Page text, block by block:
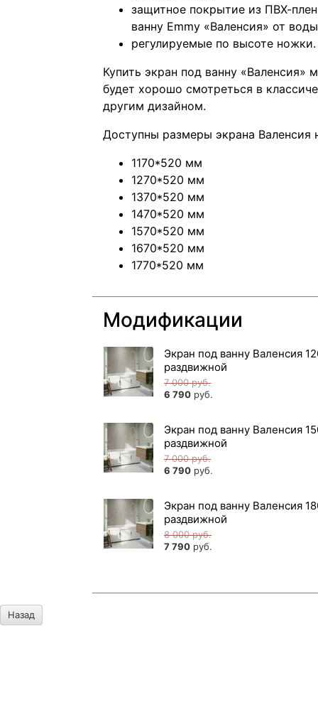
защитное покрытие из ПВХ-
ванну Emmy «Валенсия» от
регулируемые по высоте ножки.
Купить экран под ванну
будет хорошо смотреться в
другим дизайном.
Доступны размеры экрана Валенсия
1170*520 мм
1270*520 мм
1370*520 мм
1470*520 мм
1570*520 мм
1670*520 мм
1770*520 мм
Модификации
Экран под ванну Валенсия
раздвижной
7 000руб.
6 790 руб.
Экран под ванну Валенсия
раздвижной
7 000руб.
6 790 руб.
Экран под ванну Валенсия
раздвижной
8 000руб.
7 790 руб.
Назад